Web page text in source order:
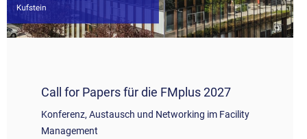
Call for Papers für die FMplus 2027
Konferenz, Austausch und Networking im Facility
Management